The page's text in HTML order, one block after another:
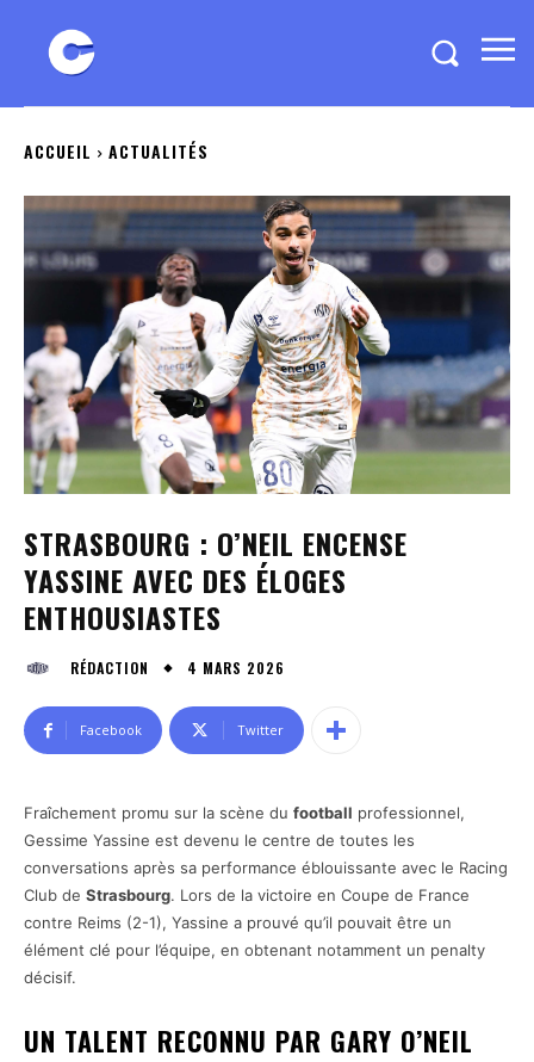
ACCUEIL ACTUALITÉS
STRASBOURG : O’NEIL ENCENSE
YASSINE AVEC DES ÉLOGES
ENTHOUSIASTES
RÉDACTION 4 MARS 2026
Facebook Twitter
Fraîchement promu sur la scène du football professionnel,
Gessime Yassine est devenu le centre de toutes les
conversations après sa performance éblouissante avec le Racing
Club de Strasbourg. Lors de la victoire en Coupe de France
contre Reims (2-1), Yassine a prouvé qu’il pouvait être un
élément clé pour l’équipe, en obtenant notamment un penalty
décisif.
UN TALENT RECONNU PAR GARY O’NEIL